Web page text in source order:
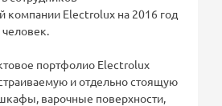
компании Electrolux на 2016 год
человек.
портфолио Electrolux
и отдельно стоящую
варочные поверхности,